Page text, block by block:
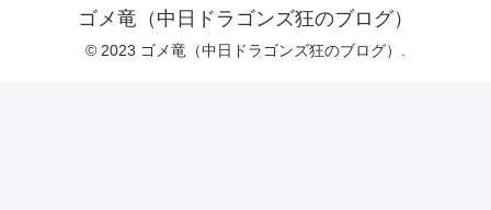
ゴメ竜（中日ドラゴンズ狂のブログ）
© 2023 ゴメ竜（中日ドラゴンズ狂のブログ）.